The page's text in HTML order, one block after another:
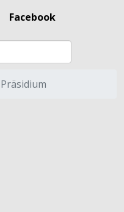
Facebook
Präsidium